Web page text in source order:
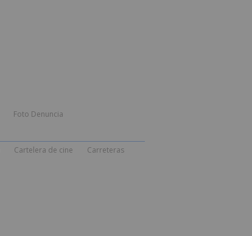
Foto Denuncia
Cartelera de cine Carreteras